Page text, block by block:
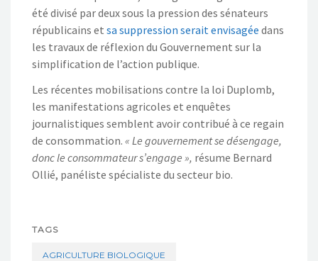
été divisé par deux sous la pression des sénateurs
républicains et sa suppression serait envisagée dans
les travaux de réflexion du Gouvernement sur la
simplification de l’action publique.
Les récentes mobilisations contre la loi Duplomb,
les manifestations agricoles et enquêtes
journalistiques semblent avoir contribué à ce regain
de consommation. « Le gouvernement se désengage,
donc le consommateur s’engage », résume Bernard
Ollié, panéliste spécialiste du secteur bio.
TAGS
AGRICULTURE BIOLOGIQUE